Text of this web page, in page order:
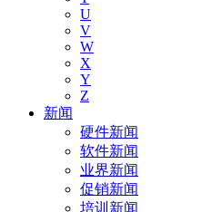
U
V
W
X
Y
Z
新闻
硬件新闻
软件新闻
业界新闻
促销新闻
培训新闻